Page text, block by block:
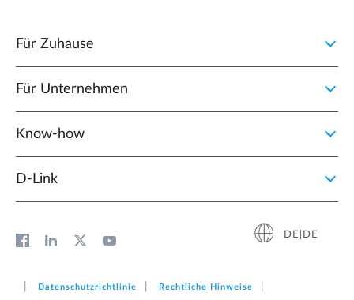
Für Zuhause
Für Unternehmen
Know-how
D‑Link
DE|DE
Datenschutzrichtlinie Rechtliche Hinweise